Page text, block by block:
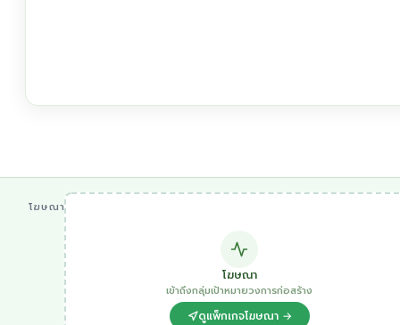
โฆษณา
โฆษณา
เข้าถึงกลุ่มเป้าหมายวงการก่อสร้าง
ดูแพ็กเกจโฆษณา →